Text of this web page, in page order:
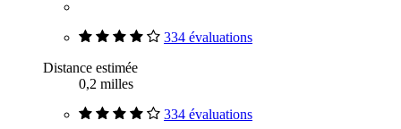
334 évaluations
Distance estimée
0,2 milles
334 évaluations